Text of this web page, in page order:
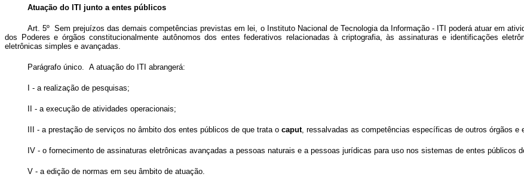
Atuação do ITI junto a entes públicos
Art. 5º Sem prejuízos das demais competências previstas em lei, o Instituto Nacional de Tecnologia da Informação - ITI poderá atuar em
dos Poderes e órgãos constitucionalmente autônomos dos entes federativos relacionadas à criptografia, às assinaturas e identificações
eletrônicas simples e avançadas.
Parágrafo único. A atuação do ITI abrangerá:
I - a realização de pesquisas;
II - a execução de atividades operacionais;
III - a prestação de serviços no âmbito dos entes públicos de que trata o caput, ressalvadas as competências específicas de outros órgãos e
IV - o fornecimento de assinaturas eletrônicas avançadas a pessoas naturais e a pessoas jurídicas para uso nos sistemas de entes públicos
V - a edição de normas em seu âmbito de atuação.